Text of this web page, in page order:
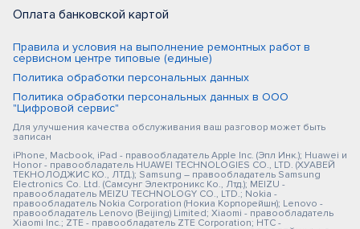
Оплата банковской картой
Правила и условия на выполнение ремонтных работ в
сервисном центре типовые (единые)
Политика обработки персональных данных
Политика обработки персональных данных в ООО
"Цифровой сервис"
Для улучшения качества обслуживания ваш разговор может быть
записан
iPhone, Macbook, iPad - правообладатель Apple Inc. (Эпл Инк.); Huawei и
Honor - правообладатель HUAWEI TECHNOLOGIES CO., LTD. (ХУАВЕЙ
ТЕКНОЛОДЖИС КО., ЛТД.); Samsung – правообладатель Samsung
Electronics Co. Ltd. (Самсунг Электроникс Ко., Лтд.); MEIZU -
правообладатель MEIZU TECHNOLOGY CO., LTD.; Nokia -
правообладатель Nokia Corporation (Нокиа Корпорейшн); Lenovo -
правообладатель Lenovo (Beijing) Limited; Xiaomi - правообладатель
Xiaomi Inc.; ZTE - правообладатель ZTE Corporation; HTC -